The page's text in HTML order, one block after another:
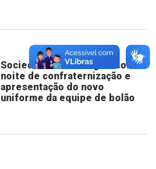
Sociedade Bom Progresso:
noite de confraternização e
apresentação do novo
uniforme da equipe de bolão